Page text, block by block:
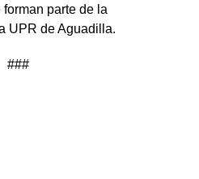
forman parte de la
UPR de Aguadilla.
###